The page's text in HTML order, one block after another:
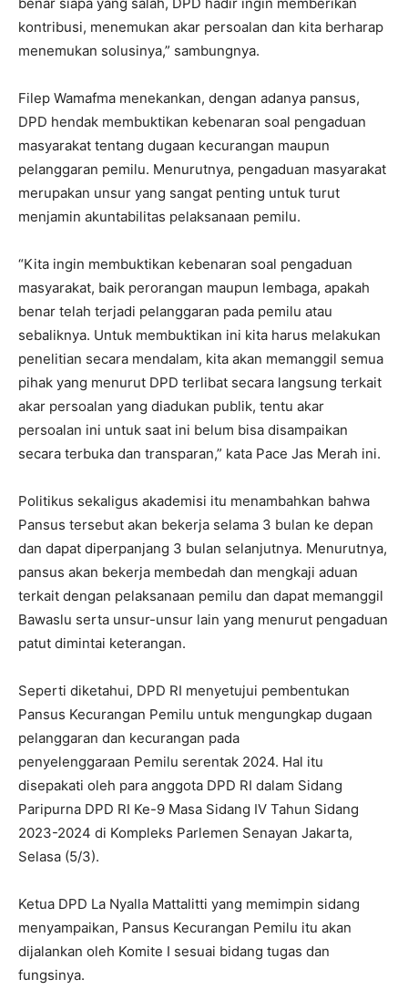
kontribusi, menemukan akar persoalan dan kita berharap
menemukan solusinya,” sambungnya.
Filep Wamafma menekankan, dengan adanya pansus,
DPD hendak membuktikan kebenaran soal pengaduan
masyarakat tentang dugaan kecurangan maupun
pelanggaran pemilu. Menurutnya, pengaduan masyarakat
merupakan unsur yang sangat penting untuk turut
menjamin akuntabilitas pelaksanaan pemilu.
“Kita ingin membuktikan kebenaran soal pengaduan
masyarakat, baik perorangan maupun lembaga, apakah
benar telah terjadi pelanggaran pada pemilu atau
sebaliknya. Untuk membuktikan ini kita harus melakukan
penelitian secara mendalam, kita akan memanggil semua
pihak yang menurut DPD terlibat secara langsung terkait
akar persoalan yang diadukan publik, tentu akar
persoalan ini untuk saat ini belum bisa disampaikan
secara terbuka dan transparan,” kata Pace Jas Merah ini.
Politikus sekaligus akademisi itu menambahkan bahwa
Pansus tersebut akan bekerja selama 3 bulan ke depan
dan dapat diperpanjang 3 bulan selanjutnya. Menurutnya,
pansus akan bekerja membedah dan mengkaji aduan
terkait dengan pelaksanaan pemilu dan dapat memanggil
Bawaslu serta unsur-unsur lain yang menurut pengaduan
patut dimintai keterangan.
Seperti diketahui, DPD RI menyetujui pembentukan
Pansus Kecurangan Pemilu untuk mengungkap dugaan
pelanggaran dan kecurangan pada
penyelenggaraan Pemilu serentak 2024. Hal itu
disepakati oleh para anggota DPD RI dalam Sidang
Paripurna DPD RI Ke-9 Masa Sidang IV Tahun Sidang
2023-2024 di Kompleks Parlemen Senayan Jakarta,
Selasa (5/3).
Ketua DPD La Nyalla Mattalitti yang memimpin sidang
menyampaikan, Pansus Kecurangan Pemilu itu akan
dijalankan oleh Komite I sesuai bidang tugas dan
fungsinya.